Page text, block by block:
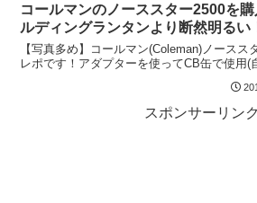
コールマンのノーススター2500を
ルディングランタンより断然明るい
【写真多め】コールマン(Coleman)ノースス
レポです！アダプターを使ってCB缶で使用(
スポンサーリンク